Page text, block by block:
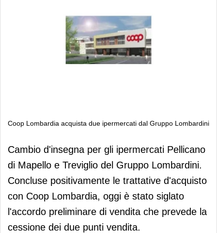
Coop Lombardia acquista due ipermercati dal Gruppo Lombardini
Coop Lombardia acquista due
ipermercati dal Gruppo Lombardini
Cambio d'insegna per gli ipermercati Pellicano
di Mapello e Treviglio del Gruppo Lombardini.
Concluse positivamente le trattative d'acquisto
con Coop Lombardia, oggi è stato siglato
l'accordo preliminare di vendita che prevede la
cessione dei due punti vendita.